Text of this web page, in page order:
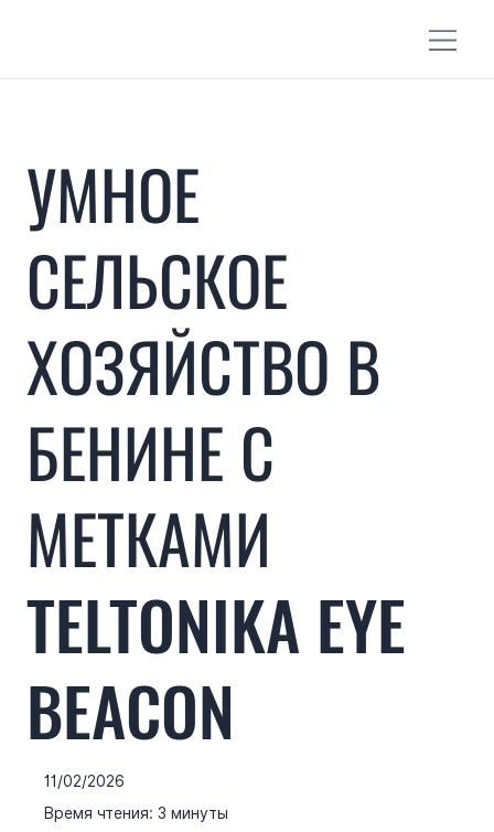
УМНОЕ
СЕЛЬСКОЕ
ХОЗЯЙСТВО В
БЕНИНЕ С
МЕТКАМИ
TELTONIKA EYE
BEACON
Время чтения: 3 минуты
11/02/2026